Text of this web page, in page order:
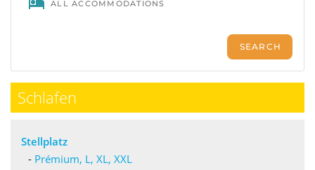
Schlafen
Stellplatz
- Prémium, L, XL, XXL